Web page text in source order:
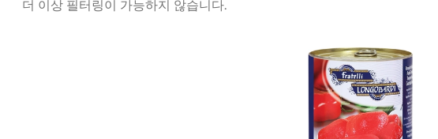
더 이상 필터링이 가능하지 않습니다.